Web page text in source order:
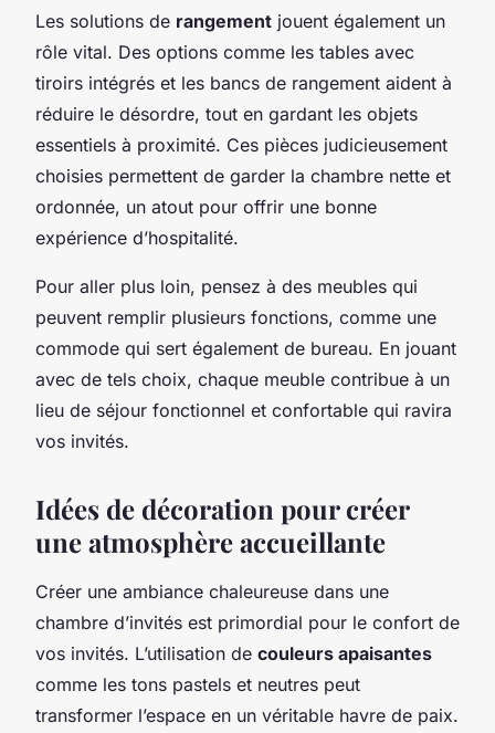
Les solutions de rangement jouent également un
rôle vital. Des options comme les tables avec
tiroirs intégrés et les bancs de rangement aident à
réduire le désordre, tout en gardant les objets
essentiels à proximité. Ces pièces judicieusement
choisies permettent de garder la chambre nette et
ordonnée, un atout pour offrir une bonne
expérience d’hospitalité.
Pour aller plus loin, pensez à des meubles qui
peuvent remplir plusieurs fonctions, comme une
commode qui sert également de bureau. En jouant
avec de tels choix, chaque meuble contribue à un
lieu de séjour fonctionnel et confortable qui ravira
vos invités.
Idées de décoration pour créer
une atmosphère accueillante
Créer une ambiance chaleureuse dans une
chambre d’invités est primordial pour le confort de
vos invités. L’utilisation de couleurs apaisantes
comme les tons pastels et neutres peut
transformer l’espace en un véritable havre de paix.